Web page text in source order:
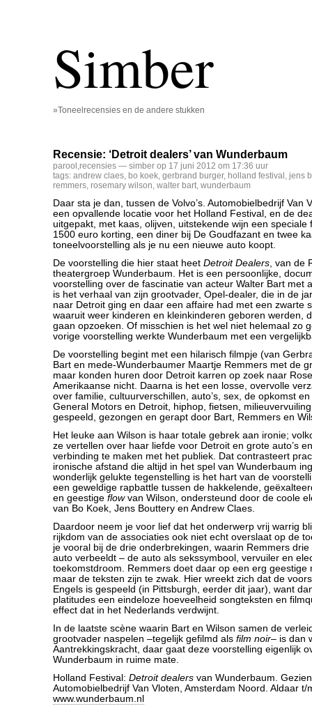
Simber
»Toneelrecensies en de andere stukken
Recensie: ‘Detroit dealers’ van Wunderbaum
parool ,recensies — simber op 17 juni 2012 om 17:36 uur
tags: andrew claes, bo koek, gerbrand burger, holland festival , jens
remmers, rosemary wilson, walter bart, wunderbaum
Daar sta je dan, tussen de Volvo’s. Automobielbedrijf Van
een opvallende locatie voor het Holland Festival, en de
uitgepakt, met kaas, olijven, uitstekende wijn een speciale
1500 euro korting, een diner bij De Goudfazant en twee
toneelvoorstelling als je nu een nieuwe auto koopt.
De voorstelling die hier staat heet Detroit Dealers, van de
theatergroep Wunderbaum. Het is een persoonlijke,
voorstelling over de fascinatie van acteur Walter Bart met
is het verhaal van zijn grootvader, Opel-dealer, die in de
naar Detroit ging en daar een affaire had met een zwarte
waaruit weer kinderen en kleinkinderen geboren werden,
gaan opzoeken. Of misschien is het wel niet helemaal zo
vorige voorstelling werkte Wunderbaum met een
De voorstelling begint met een hilarisch filmpje (van
Bart en mede-Wunderbaumer Maartje Remmers met de
maar konden huren door Detroit karren op zoek naar
Amerikaanse nicht. Daarna is het een losse, overvolle
over familie, cultuurverschillen, auto’s, sex, de opkomst
General Motors en Detroit, hiphop, fietsen,
gespeeld, gezongen en gerapt door Bart, Remmers en
Het leuke aan Wilson is haar totale gebrek aan ironie;
ze vertellen over haar liefde voor Detroit en grote auto’s
verbinding te maken met het publiek. Dat contrasteert
ironische afstand die altijd in het spel van Wunderbaum
wonderlijk gelukte tegenstelling is het hart van de
een geweldige rapbattle tussen de hakkelende,
en geestige flowvan Wilson, ondersteund door de coole
van Bo Koek, Jens Bouttery en Andrew Claes.
Daardoor neem je voor lief dat het onderwerp vrij warrig
rijkdom van de associaties ook niet echt overslaat op de
je vooral bij de drie onderbrekingen, waarin Remmers
auto verbeeldt – de auto als sekssymbool, vervuiler en
toekomstdroom. Remmers doet daar op een erg geestige
maar de teksten zijn te zwak. Hier wreekt zich dat de
Engels is gespeeld (in Pittsburgh, eerder dit jaar), want
platitudes een eindeloze hoeveelheid songteksten en
effect dat in het Nederlands verdwijnt.
In de laatste scène waarin Bart en Wilson samen de
grootvader naspelen –tegelijk gefilmd als film noir– is dan
Aantrekkingskracht, daar gaat deze voorstelling eigenlijk
Wunderbaum in ruime mate.
Holland Festival: Detroit dealers van Wunderbaum.
Automobielbedrijf Van Vloten, Amsterdam Noord. Aldaar
www.wunderbaum.nl